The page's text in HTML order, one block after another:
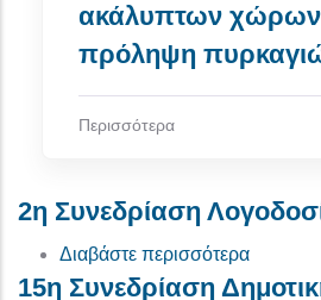
ακάλυπτων χώρων
πρόληψη
Περισσότερα
2η Συνεδρίαση
Διαβάστε περισσότεραγια το
15η Συνεδρίαση